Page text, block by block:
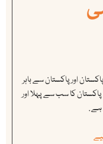
اور پاکستان سے باہر
کا سب سے پہلا اور
ہے .